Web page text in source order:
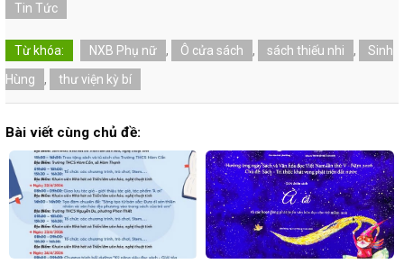
Tin Tức
Từ khóa: NXB Phụ nữ , Ô cửa sách , sách thiếu nhi ,
Sinh
Hùng
, thư viện kỳ bí
Bài viết cùng chủ đề: